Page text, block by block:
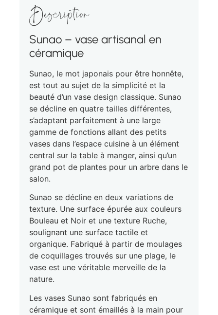
Description
Sunao – vase artisanal en
céramique
Sunao, le mot japonais pour être honnête,
est tout au sujet de la simplicité et la
beauté d’un vase design classique. Sunao
se décline en quatre tailles différentes,
s’adaptant parfaitement à une large
gamme de fonctions allant des petits
vases dans l’espace cuisine à un élément
central sur la table à manger, ainsi qu’un
grand pot de plantes pour un arbre dans le
salon.
Sunao se décline en deux variations de
texture. Une surface épurée aux couleurs
Bouleau et Noir et une texture Ruche,
soulignant une surface tactile et
organique. Fabriqué à partir de moulages
de coquillages trouvés sur une plage, le
vase est une véritable merveille de la
nature.
Les vases Sunao sont fabriqués en
céramique et sont émaillés à la main pour